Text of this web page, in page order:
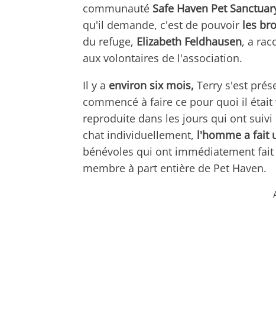
communauté Safe Haven Pet
qu'il demande, c'est de pouvoir les
du refuge, Elizabeth Feldhausen, a
aux volontaires de l'association.
Il y a environ six mois, Terry s'est
commencé à faire ce pour quoi il était
reproduite dans les jours qui ont suivi
chat individuellement, l'homme a fait
bénévoles qui ont immédiatement
membre à part entière de Pet Haven.